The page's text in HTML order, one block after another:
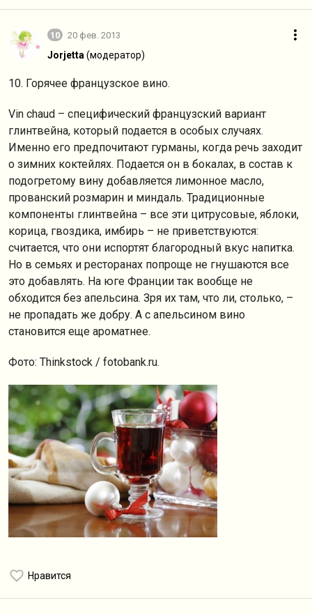
10 20 фев. 2013
Jorjetta (модератор)
10. Горячее французское вино.
Vin chaud – специфический французский вариант
глинтвейна, который подается в особых случаях.
Именно его предпочитают гурманы, когда речь заходит
о зимних коктейлях. Подается он в бокалах, в состав к
подогретому вину добавляется лимонное масло,
прованский розмарин и миндаль. Традиционные
компоненты глинтвейна – все эти цитрусовые, яблоки,
корица, гвоздика, имбирь – не приветствуются:
считается, что они испортят благородный вкус напитка.
Но в семьях и ресторанах попроще не гнушаются все
это добавлять. На юге Франции так вообще не
обходится без апельсина. Зря их там, что ли, столько, –
не пропадать же добру. А с апельсином вино
становится еще ароматнее.
Фото: Thinkstock / fotobank.ru.
Нравится